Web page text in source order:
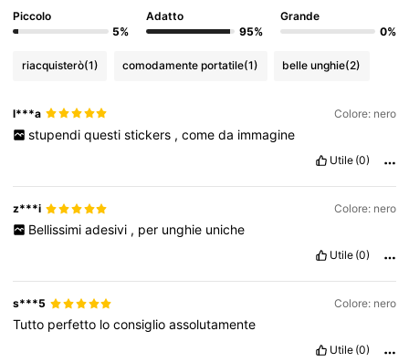
Piccolo
5%
Adatto
95%
Grande
0%
riacquisterò(1) comodamente portatile(1) belle unghie(2)
l***a Colore: nero
stupendi questi stickers , come da immagine
Utile (0)
z***i Colore: nero
Bellissimi adesivi , per unghie uniche
Utile (0)
s***5 Colore: nero
Tutto perfetto loconsiglioassolutamente
Utile (0)